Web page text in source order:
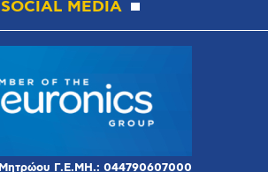
SOCIAL MEDIA